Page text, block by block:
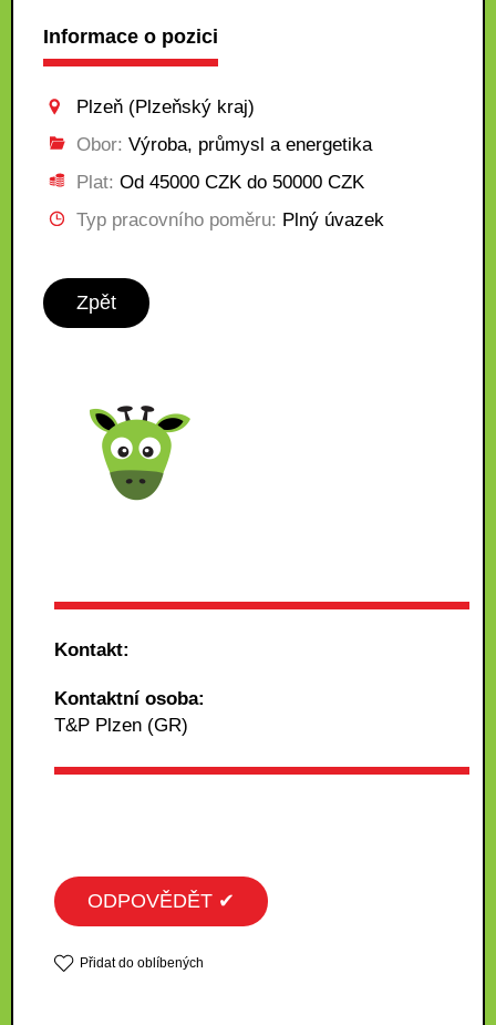
Informace o pozici
Plzeň (Plzeňský kraj)
Obor: Výroba, průmysl a energetika
Plat: Od 45000 CZK do 50000 CZK
Typ pracovního poměru: Plný úvazek
Zpět
Kontakt:
Kontaktní osoba:
T&P Plzen (GR)
ODPOVĚDĚT ✔
Přidat do oblíbených